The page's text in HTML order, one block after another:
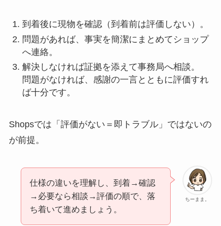
到着後に現物を確認（到着前は評価しない）。
問題があれば、事実を簡潔にまとめてショップ
へ連絡。
解決しなければ証拠を添えて事務局へ相談。
問題がなければ、感謝の一言とともに評価すれ
ば十分です。
Shopsでは「評価がない＝即トラブル」ではないの
が前提。
ちーまま。
仕様の違いを理解し、到着→確認
→必要なら相談→評価の順で、落
ち着いて進めましょう。